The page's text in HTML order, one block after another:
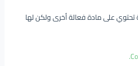
تحتوي على مادة فعالة أخرى ولكن لها